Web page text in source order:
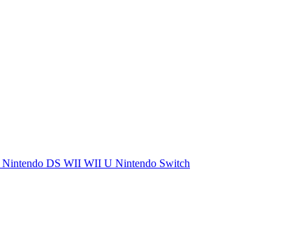
Nintendo DS WII WII U Nintendo Switch